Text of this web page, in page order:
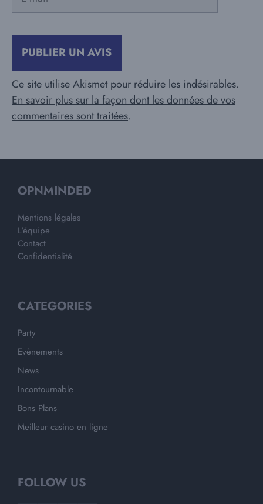
Ce site utilise Akismet pour réduire les indésirables.
En savoir plus sur la façon dont les données de vos
commentaires sont traitées.
OPNMINDED
Mentions légales
L'équipe
Contact
Confidentialité
CATEGORIES
Party
Evènements
News
Incontournable
Bons Plans
Meilleur casino en ligne
FOLLOW US